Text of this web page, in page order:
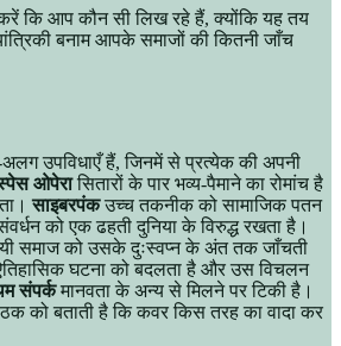
कि आप कौन सी लिख रहे हैं, क्योंकि यह तय
बनाम आपके समाजों की कितनी जाँच
उपविधाएँ हैं, जिनमें से प्रत्येक की अपनी
ओपेरासितारों के पार भव्य-पैमाने का रोमांच है
साइबरपंकउच्च तकनीक को सामाजिक पतन
को एक ढहती दुनिया के विरुद्ध रखता है।
समाज को उसके दुःस्वप्न के अंत तक जाँचती
घटना को बदलता है और उस विचलन
संपर्कमानवता के अन्य से मिलने पर टिकी है।
को बताती है कि कवर किस तरह का वादा कर